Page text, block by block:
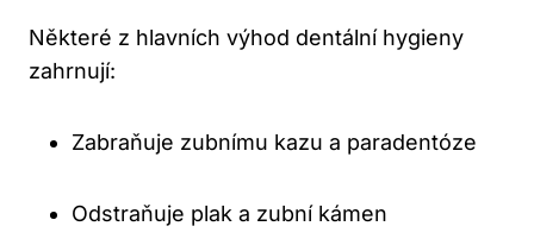
Některé z hlavních výhod dentální hygieny
zahrnují:
Zabraňuje zubnímu kazu a paradentóze
Odstraňuje plak a zubní kámen